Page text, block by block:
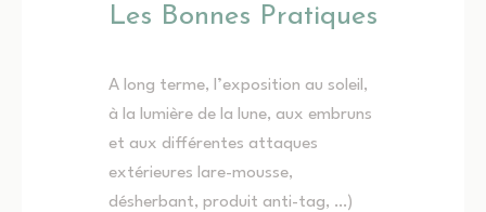
Les Bonnes Pratiques
A long terme, l’exposition au soleil,
à la lumière de la lune, aux embruns
et aux différentes attaques
extérieures lare-mousse,
désherbant, produit anti-tag, …)